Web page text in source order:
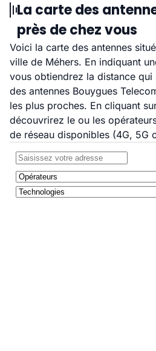
La carte des
près de chez vous
Voici la carte des antennes
ville de Méhers. En indiquant
vous obtiendrez la distance qui
des antennes Bouygues
les plus proches. En cliquant
découvrirez le ou les
de réseau disponibles (4G, 5G